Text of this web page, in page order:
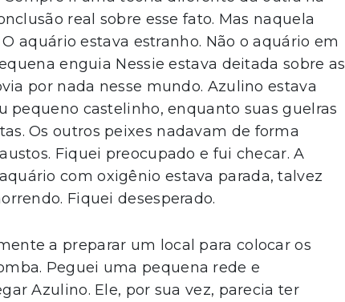
real sobre esse fato. Mas naquela
aquário estava estranho. Não o aquário em
enguia Nessie estava deitada sobre as
por nada nesse mundo. Azulino estava
pequeno castelinho, enquanto suas guelras
Os outros peixes nadavam de forma
Fiquei preocupado e fui checar. A
com oxigênio estava parada, talvez
Fiquei desesperado.
a preparar um local para colocar os
Peguei uma pequena rede e
Azulino. Ele, por sua vez, parecia ter